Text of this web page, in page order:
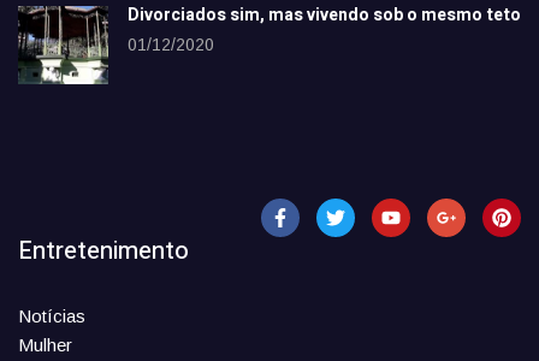
Divorciados sim, mas vivendo sob o mesmo teto
01/12/2020
Entretenimento
Notícias
Mulher